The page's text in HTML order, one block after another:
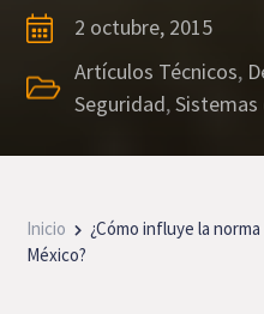
2 octubre, 2015
Artículos Técnicos,
Seguridad,Sistemas
Inicio
¿Cómo influye la
México?